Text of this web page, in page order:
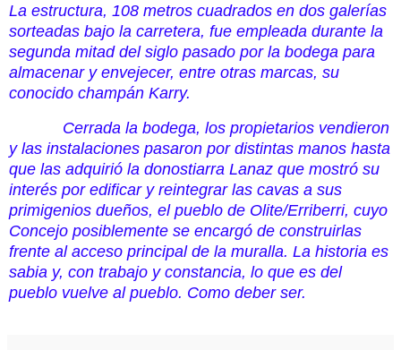
La estructura, 108 metros cuadrados en dos galerías
sorteadas bajo la carretera, fue empleada durante la
segunda mitad del siglo pasado por la bodega para
almacenar y envejecer, entre otras marcas, su
conocido champán Karry.
Cerrada la bodega, los propietarios vendieron
y las instalaciones pasaron por distintas manos hasta
que las adquirió la donostiarra Lanaz que mostró su
interés por edificar y reintegrar las cavas a sus
primigenios dueños, el pueblo de Olite/Erriberri, cuyo
Concejo posiblemente se encargó de construirlas
frente al acceso principal de la muralla. La historia es
sabia y, con trabajo y constancia, lo que es del
pueblo vuelve al pueblo. Como deber ser.